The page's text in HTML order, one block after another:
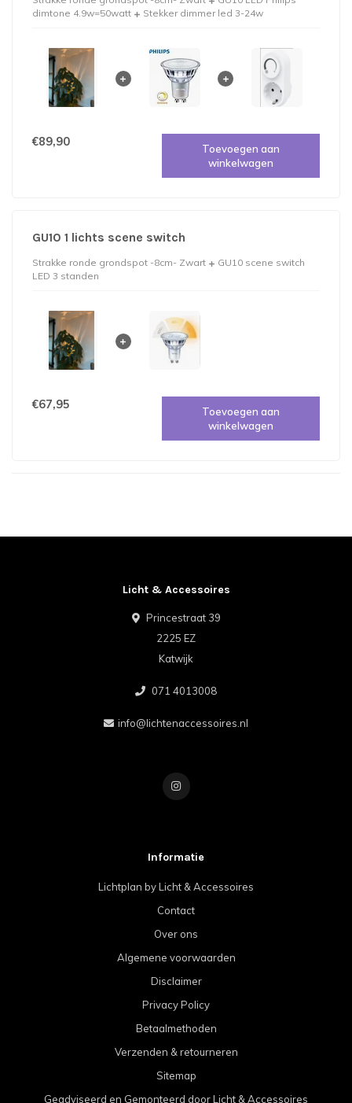
dimtone 4.9w=50watt
Stekker dimmer led 3-24w
€89,90
Toevoegen aan
winkelwagen
GU10 1 lichts scene switch
Strakke ronde grondspot -8cm- Zwart
GU10 scene switch
LED 3 standen
€67,95
Toevoegen aan
winkelwagen
Licht & Accessoires
Princestraat 39
2225 EZ
Katwijk
071 4013008
info@lichtenaccessoires.nl
Informatie
Lichtplan by Licht & Accessoires
Contact
Over ons
Algemene voorwaarden
Disclaimer
Privacy Policy
Betaalmethoden
Verzenden & retourneren
Sitemap
Geadviseerd en Gemonteerd door Licht & Accessoires